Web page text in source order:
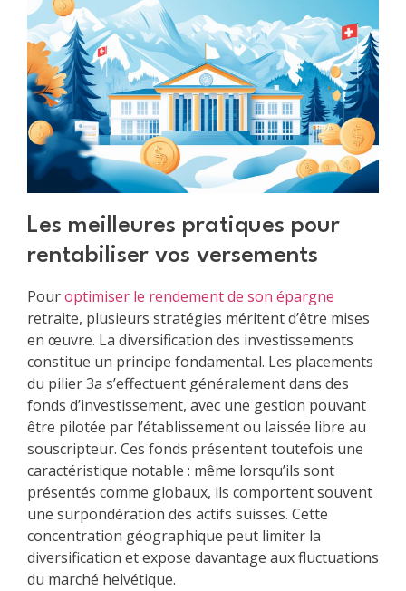
Les meilleures pratiques pour
rentabiliser vos versements
Pouroptimiser le rendement de son épargne
retraite, plusieurs stratégies méritent d’être mises
en œuvre. La diversification des investissements
constitue un principe fondamental. Les placements
du pilier 3a s’effectuent généralement dans des
fonds d’investissement, avec une gestion pouvant
être pilotée par l’établissement ou laissée libre au
souscripteur. Ces fonds présentent toutefois une
caractéristique notable : même lorsqu’ils sont
présentés comme globaux, ils comportent souvent
une surpondération des actifs suisses. Cette
concentration géographique peut limiter la
diversification et expose davantage aux fluctuations
du marché helvétique.